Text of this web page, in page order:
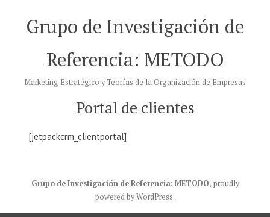
Grupo de Investigación de
Referencia: METODO
Marketing Estratégico y Teorías de la Organización de Empresas
Portal de clientes
[jetpackcrm_clientportal]
Grupo de Investigación de Referencia: METODO, proudly
powered by WordPress.